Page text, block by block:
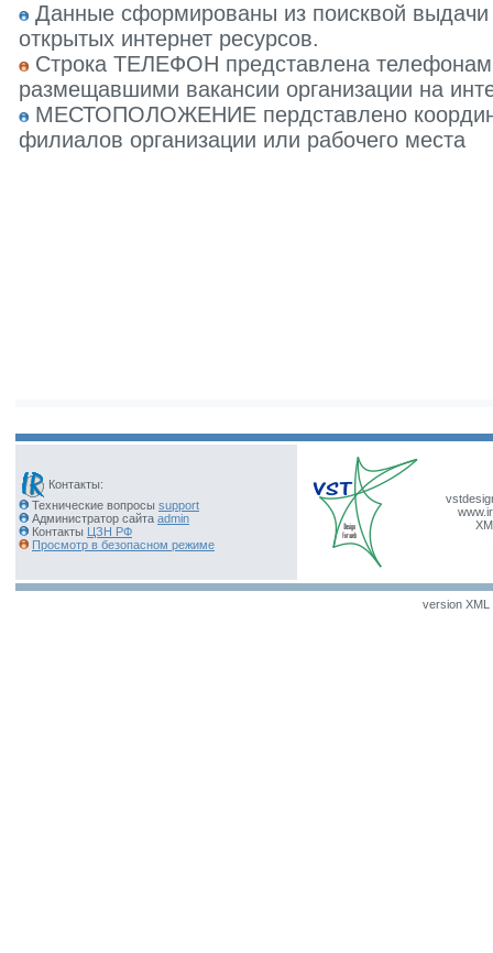
Данные сформированы из поисквой
открытых интернет ресурсов.
Строка ТЕЛЕФОН представлена
размещавшими вакансии организации на
МЕСТОПОЛОЖЕНИЕ пердставлено
филиалов организации или рабочего места
Контакты:
Технические вопросы support
Администратор сайта admin
Контакты ЦЗН РФ
Просмотр в безопасном режиме
version